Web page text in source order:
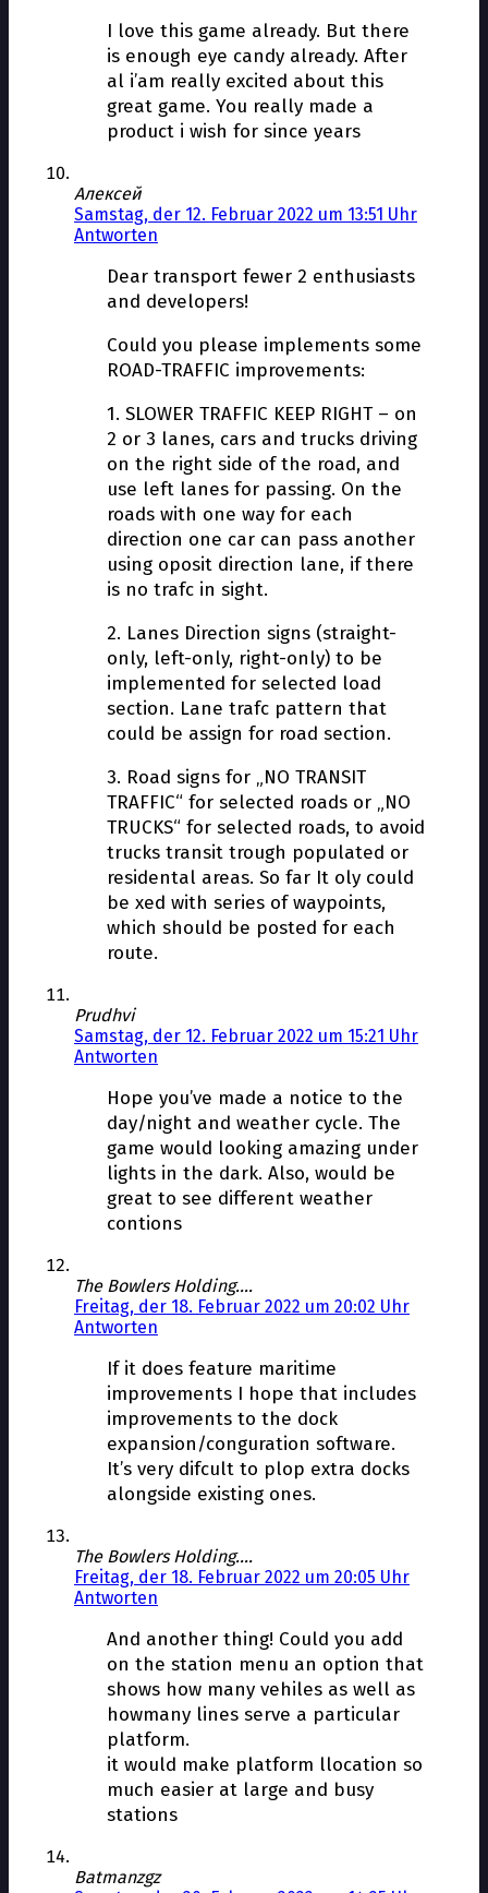
I love this game already. But there
is enough eye candy already. After
al i’am really excited about this
great game. You really made a
product i wish for since years
Алексей
Samstag, der 12. Februar 2022 um 13:51 Uhr
Antworten
Dear transport fewer 2 enthusiasts
and developers!
Could you please implements some
ROAD-TRAFFIC improvements:
1. SLOWER TRAFFIC KEEP RIGHT – on
2 or 3 lanes, cars and trucks driving
on the right side of the road, and
use left lanes for passing. On the
roads with one way for each
direction one car can pass another
using oposit direction lane, if there
is no traffic in sight.
2. Lanes Direction signs (straight-
only, left-only, right-only) to be
implemented for selected load
section. Lane traffic pattern that
could be assign for road section.
3. Road signs for „NO TRANSIT
TRAFFIC“ for selected roads or „NO
TRUCKS“ for selected roads, to avoid
trucks transit trough populated or
residental areas. So far It oly could
be fixed with series of waypoints,
which should be posted for each
route.
Prudhvi
Samstag, der 12. Februar 2022 um 15:21 Uhr
Antworten
Hope you’ve made a notice to the
day/night and weather cycle. The
game would looking amazing under
lights in the dark. Also, would be
great to see different weather
contions
The Bowlers Holding....
Freitag, der 18. Februar 2022 um 20:02 Uhr
Antworten
If it does feature maritime
improvements I hope that includes
improvements to the dock
expansion/configuration software.
It’s very difficult to plop extra docks
alongside existing ones.
The Bowlers Holding....
Freitag, der 18. Februar 2022 um 20:05 Uhr
Antworten
And another thing! Could you add
on the station menu an option that
shows how many vehiles as well as
howmany lines serve a particular
platform.
it would make platform llocation so
much easier at large and busy
stations
Batmanzgz